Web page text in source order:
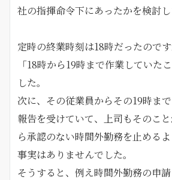
社の指揮命令下にあったかを検討し
定時の終業時刻は18時だったので
「18時から19時まで作業していた
した。
次に、その従業員からその19時ま
報告を受けていて、上司もそのこ
ら承認のない時間外勤務を止める
事実はありませんでした。
そうすると、例え時間外勤務の申